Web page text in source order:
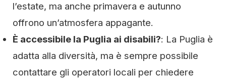
l’estate, ma anche primavera e autunno
offrono un’atmosfera appagante.
È accessibile la Puglia ai disabili?: La Puglia è
adatta alla diversità, ma è sempre possibile
contattare gli operatori locali per chiedere